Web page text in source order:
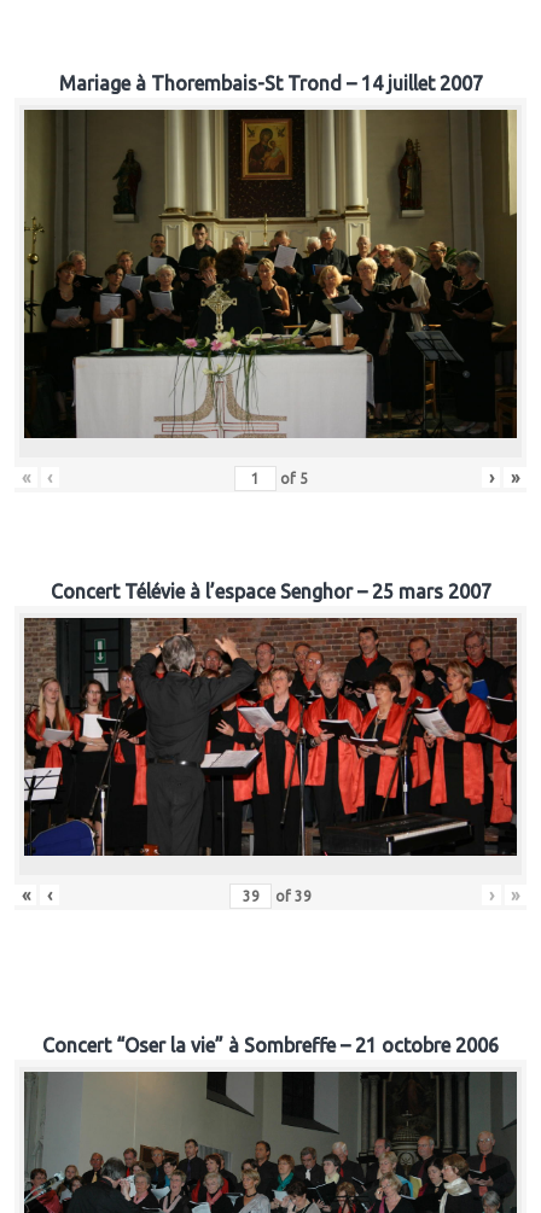
Mariage à Thorembais-St Trond – 14 juillet 2007
« ‹ of 5 › »
Concert Télévie à l’espace Senghor – 25 mars 2007
« ‹ of 39 › »
Concert “Oser la vie” à Sombreffe – 21 octobre 2006